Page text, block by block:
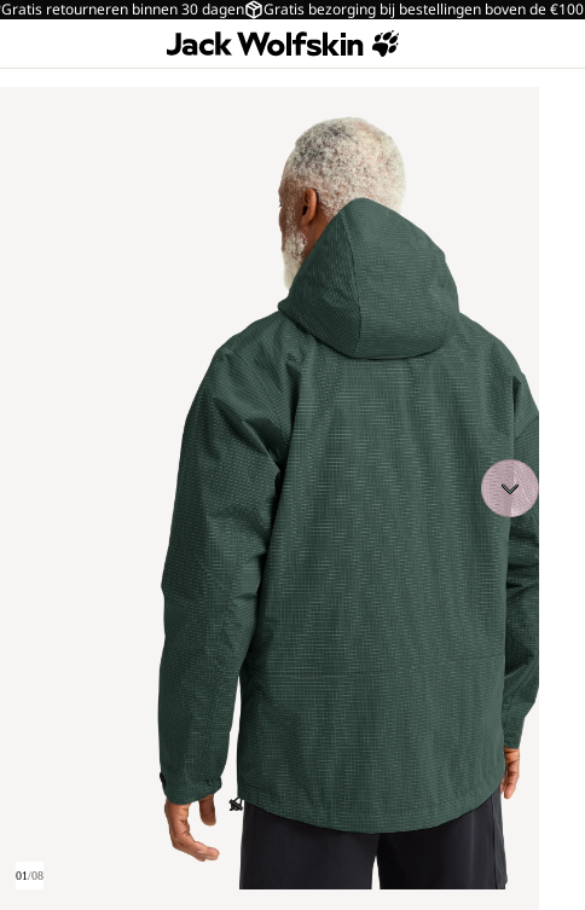
Gratis retourneren binnen 30 dagen Gratis bezorging bij bestellingen boven de €100
01/08